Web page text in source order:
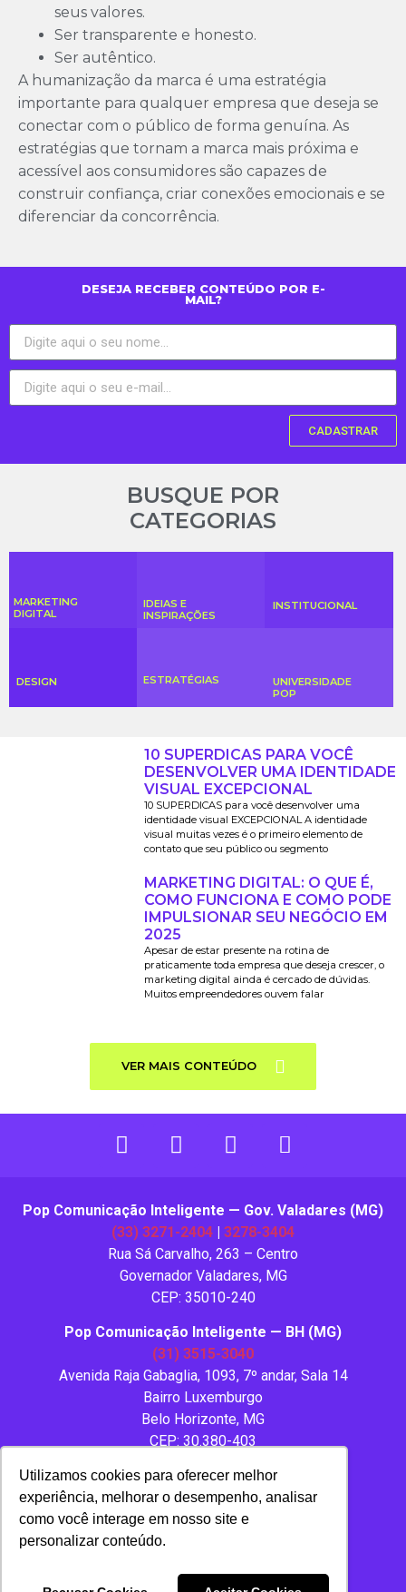
Utilizamos cookies para oferecer melhor
experiência, melhorar o desempenho, analisar
como você interage em nosso site e
personalizar conteúdo.
seus valores.
Ser transparente e honesto.
Ser autêntico.
A humanização da marca é uma estratégia
importante para qualquer empresa que deseja se
conectar com o público de forma genuína. As
estratégias que tornam a marca mais próxima e
acessível aos consumidores são capazes de
construir confiança, criar conexões emocionais e se
diferenciar da concorrência.
DESEJA RECEBER CONTEÚDO POR E-
MAIL?
CADASTRAR
BUSQUE POR
CATEGORIAS
MARKETING
DIGITAL
IDEIAS E
INSPIRAÇÕES
INSTITUCIONAL
DESIGN ESTRATÉGIAS
UNIVERSIDADE
POP
10 SUPERDICAS PARA VOCÊ
DESENVOLVER UMA IDENTIDADE
VISUAL EXCEPCIONAL
10 SUPERDICAS para você desenvolver uma
identidade visual EXCEPCIONAL A identidade
visual muitas vezes é o primeiro elemento de
contato que seu público ou segmento
MARKETING DIGITAL: O QUE É,
COMO FUNCIONA E COMO PODE
IMPULSIONAR SEU NEGÓCIO EM
2025
Apesar de estar presente na rotina de
praticamente toda empresa que deseja crescer, o
marketing digital ainda é cercado de dúvidas.
Muitos empreendedores ouvem falar
VER MAIS CONTEÚDO
Pop Comunicação Inteligente — Gov. Valadares (MG)
(33) 3271-2404 | 3278-3404
Rua Sá Carvalho, 263 – Centro
Governador Valadares, MG
CEP: 35010-240
Pop Comunicação Inteligente — BH (MG)
(31) 3515-3040
Avenida Raja Gabaglia, 1093, 7º andar, Sala 14
Bairro Luxemburgo
Belo Horizonte, MG
CEP: 30.380-403
Copyright 2020 – Todos os direitos reservados.